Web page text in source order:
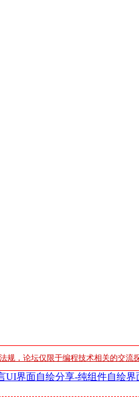
规，论坛仅限于编程技术相关的交
UI界面自绘分享-纯组件自绘界